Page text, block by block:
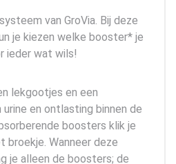
van GroVia. Bij deze
je kiezen welke booster* je
ieder wat wils!
lekgootjes en een
en ontlasting binnen de
boosters klik je
broekje. Wanneer deze
je alleen de boosters; de